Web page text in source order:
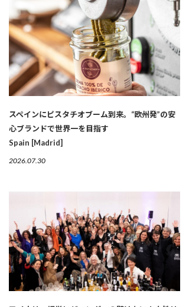
スペインにピスタチオブーム到来。“欧州発”の安
心ブランドで世界一を目指す
Spain [Madrid]
2026.07.30